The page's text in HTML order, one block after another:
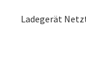
Ladegerät